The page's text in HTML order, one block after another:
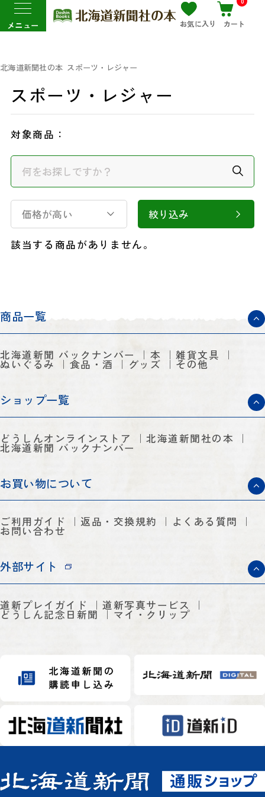
メニュー お気に入り カート
北海道新聞社の本 スポーツ・レジャー
スポーツ・レジャー
対象商品：
価格が高い 絞り込み
該当する商品がありません。
商品一覧
北海道新聞 バックナンバー 本 雑貨文具
ぬいぐるみ 食品・酒 グッズ その他
ショップ一覧
どうしんオンラインストア 北海道新聞社の本
北海道新聞 バックナンバー
お買い物について
ご利用ガイド 返品・交換規約 よくある質問
お問い合わせ
外部サイト
道新プレイガイド 道新写真サービス
どうしん記念日新聞 マイ・クリップ